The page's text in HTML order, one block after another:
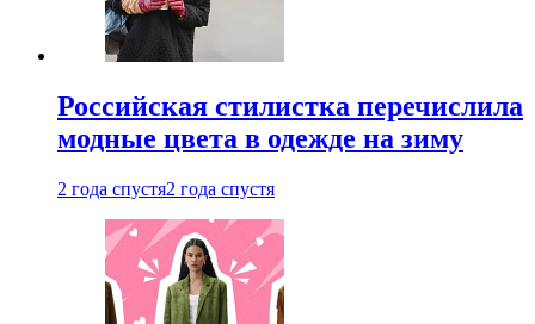
Российская стилистка перечислила
модные цвета в одежде на зиму
2 года спустя2 года спустя